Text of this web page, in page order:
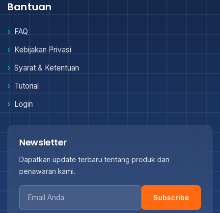
Bantuan
FAQ
Kebijakan Privasi
Syarat & Ketentuan
Tutorial
Login
Newsletter
Dapatkan update terbaru tentang produk dan
penawaran kami.
Subscribe